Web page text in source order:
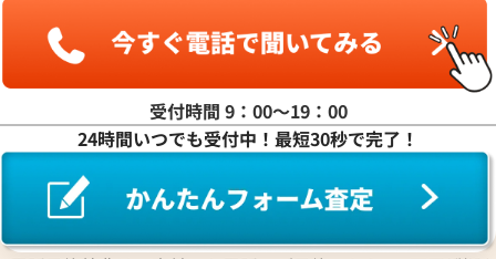
ワ行
受付時間 9：00〜19：00
24時間いつでも受付中！最短30秒で完了！